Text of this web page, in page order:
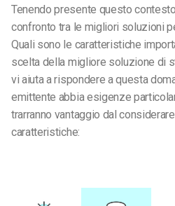
Tenendo presente questo
confronto tra le migliori soluzioni
Quali sono le caratteristiche
scelta della migliore soluzione di
vi aiuta a rispondere a questa
emittente abbia esigenze
trarranno vantaggio dal
caratteristiche: